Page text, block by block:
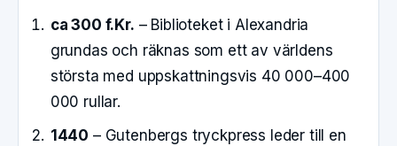
ca 300 f.Kr. – Biblioteket i Alexandria
grundas och räknas som ett av världens
största med uppskattningsvis 40 000–400
000 rullar.
1440 – Gutenbergs tryckpress leder till en